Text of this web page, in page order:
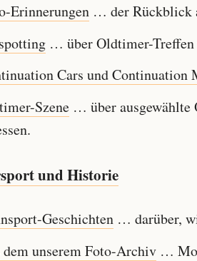
Erinnerungen… der Rückblick
… über Oldtimer-Treffen
Cars und Continuation
Szene… über ausgewählte
und Historie
Geschichten… darüber,
dem unserem Foto-Archiv…